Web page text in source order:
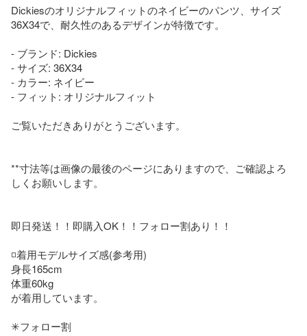
Dickiesのオリジナルフィットのネイビーのパンツ、サイズ
36X34で、耐久性のあるデザインが特徴です。
- ブランド: Dickies
- サイズ: 36X34
- カラー: ネイビー
- フィット: オリジナルフィット
ご覧いただきありがとうございます。
**寸法等は画像の最後のページにありますので、ご確認よろ
しくお願いします。
即日発送！！即購入OK！！フォロー割あり！！
◽️着用モデルサイズ感(参考用)
身長165cm
体重60kg
が着用しています。
✳フォロー割